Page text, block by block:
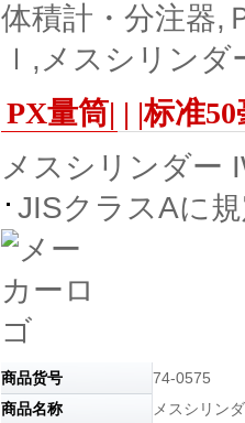
体積計・分注器,
ｌ,メスシリン
PX量筒| | |标准
メスシリンダー
JISクラスAに
商品货号
74-0575
商品名称
メスシリン